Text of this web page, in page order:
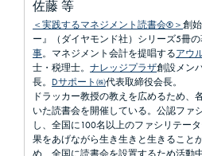
佐藤 等
＜実践するマネジメント読書会®＞創
ー』（ダイヤモンド社）シリーズ5冊の
事。マネジメント会計を提唱するアウ
士・税理士。 ナレッジプラザ創設メン
長。 Dサポート㈱代表取締役会長。
ドラッカー教授の教えを広めるため、
いた読書会を開催している。公認ファ
し、全国に100名以上のファシリテー
果をあげながら生き生きと生きること